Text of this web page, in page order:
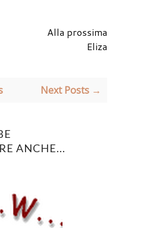
Alla prossima
Eliza
Next Posts →
ANCHE...